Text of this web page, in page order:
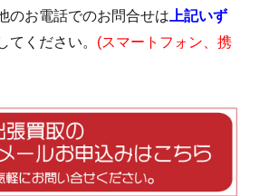
のお電話でのお問合せは上記いず
てください。 (スマートフォン、携